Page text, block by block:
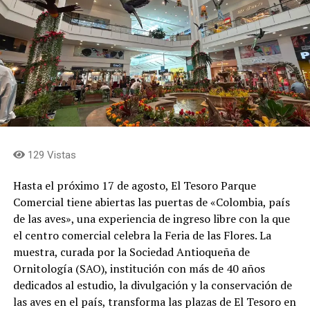
nosotros que sentirnos tan honrados por ello.
Agradecemos a la Fábrica de Licores y al Gobernador de
Antioquia que depositen en el Museo de Antioquia todas
estas capacidades», indicó.
La producción total de 6.000 botellas se dividirá en tres
variantes de tapa: 2.000 azules, 2.000 rojas y 2.000
verdes. Luis Fernando Bagué Trujillo, gerente de la
esta apuesta para la compañía. «Nos llena de orgullo
unir dos símbolos que hacen parte del corazón de los
antioqueños: Horizontes, una obra emblemática de
nuestro patrimonio cultural, y Aguardiente Antioqueño,
una marca que por más de cien años ha acompañado
nuestras celebraciones y los momentos más
importantes de nuestra historia. Esta edición especial es
un homenaje a nuestras raíces y a los valores que nos
definen: el trabajo, la berraquera, la esperanza, la
129 Vistas
Hasta el próximo 17 de agosto, El Tesoro Parque
Comercial tiene abiertas las puertas de «Colombia, país
de las aves», una experiencia de ingreso libre con la que
el centro comercial celebra la Feria de las Flores. La
muestra, curada por la Sociedad Antioqueña de
Ornitología (SAO), institución con más de 40 años
dedicados al estudio, la divulgación y la conservación de
las aves en el país, transforma las plazas de El Tesoro en